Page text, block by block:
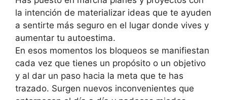
la intención de materializar ideas que te ayuden
a sentirte más seguro en el lugar donde vives y
aumentar tu auto­estima.
En esos momentos los bloqueos se manifiestan
cada vez que tienes un pro­pósito o un objetivo
y al dar un paso hacia la meta que te has
trazado. Surgen nuevos inconvenientes que